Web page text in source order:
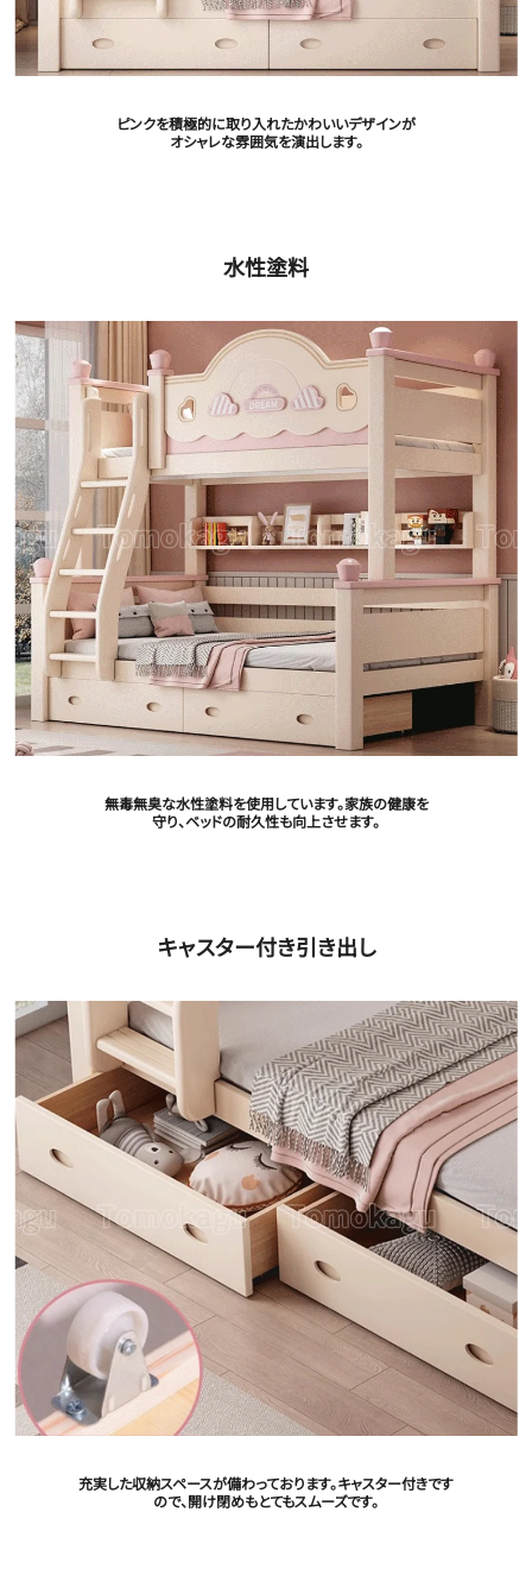
ピンクを積極的に取り入れたかわいいデザインが
オシャレな雰囲気を演出します。
水性塗料
無毒無臭な水性塗料を使用しています。家族の健康を
守り、ベッドの耐久性も向上させます。
キャスター付き引き出し
充実した収納スペースが備わっております。キャスター付きです
ので、開け閉めもとてもスムーズです。